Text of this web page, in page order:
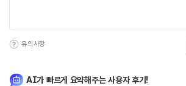
유의사항
AI가 빠르게 요약해주는 사용자 후기!